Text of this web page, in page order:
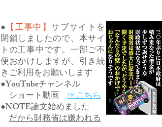
● 【工事中】サブサイトを
閉鎖しましたので、本サイ
トの工事中です。一部ご不
便おかけしますが、引き続
きご利用をお願いします
●YouTubeチャンネル
ショート動画 ☞こちら
●NOTE論文始めました
だから財務省は嫌われる